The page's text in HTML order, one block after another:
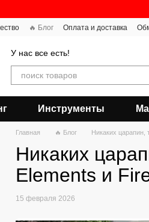
🔥 Блог Оплата и доставка
У нас все есть!
Инструменты
Главная 🔥 Блог Никаких царапин,
Никаких
Elements и
15 февраля 2026